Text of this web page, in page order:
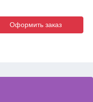
Оформить заказ